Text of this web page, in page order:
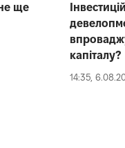
ще
капіталу?
14:35,